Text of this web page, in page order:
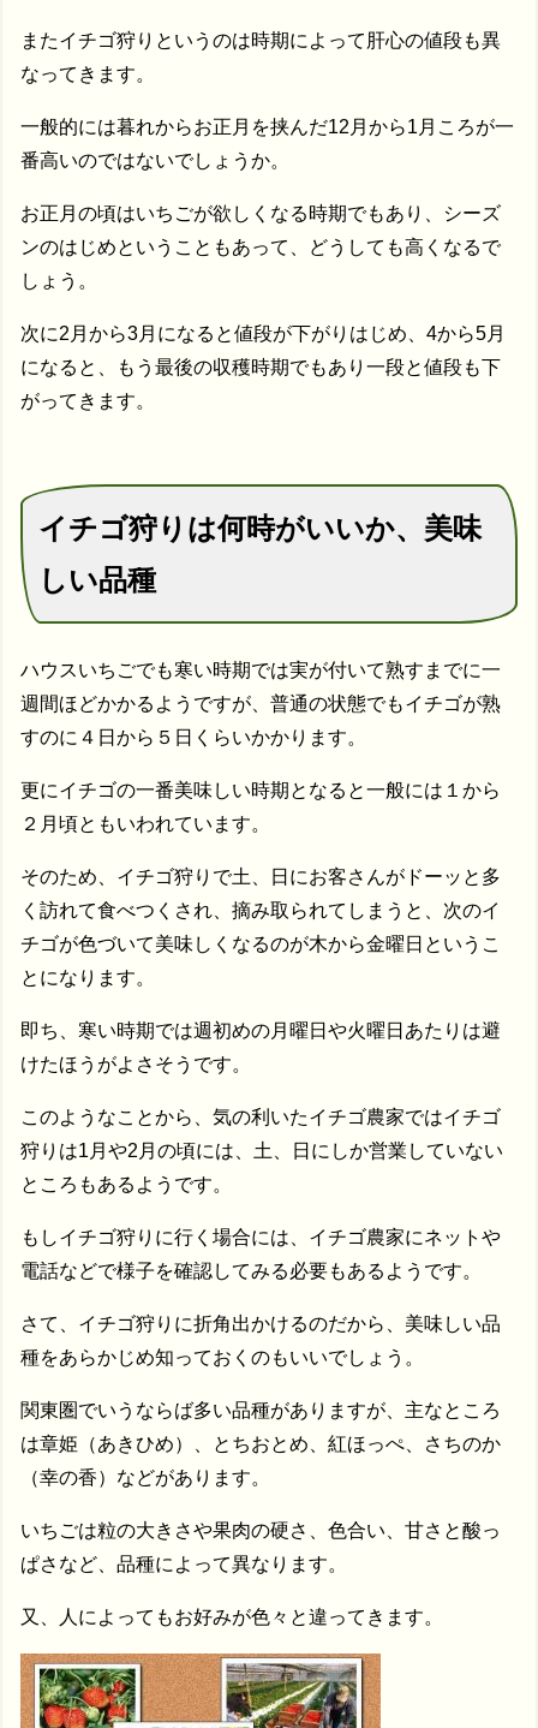
またイチゴ狩りというのは時期によって肝心の値段も異
なってきます。
一般的には暮れからお正月を挟んだ12月から1月ころが一
番高いのではないでしょうか。
お正月の頃はいちごが欲しくなる時期でもあり、シーズ
ンのはじめということもあって、どうしても高くなるで
しょう。
次に2月から3月になると値段が下がりはじめ、4から5月
になると、もう最後の収穫時期でもあり一段と値段も下
がってきます。
イチゴ狩りは何時がいいか、美味
しい品種
ハウスいちごでも寒い時期では実が付いて熟すまでに一
週間ほどかかるようですが、普通の状態でもイチゴが熟
すのに４日から５日くらいかかります。
更にイチゴの一番美味しい時期となると一般には１から
２月頃ともいわれています。
そのため、イチゴ狩りで土、日にお客さんがドーッと多
く訪れて食べつくされ、摘み取られてしまうと、次のイ
チゴが色づいて美味しくなるのが木から金曜日というこ
とになります。
即ち、寒い時期では週初めの月曜日や火曜日あたりは避
けたほうがよさそうです。
このようなことから、気の利いたイチゴ農家ではイチゴ
狩りは1月や2月の頃には、土、日にしか営業していない
ところもあるようです。
もしイチゴ狩りに行く場合には、イチゴ農家にネットや
電話などで様子を確認してみる必要もあるようです。
さて、イチゴ狩りに折角出かけるのだから、美味しい品
種をあらかじめ知っておくのもいいでしょう。
関東圏でいうならば多い品種がありますが、主なところ
は章姫（あきひめ）、とちおとめ、紅ほっぺ、さちのか
（幸の香）などがあります。
いちごは粒の大きさや果肉の硬さ、色合い、甘さと酸っ
ぱさなど、品種によって異なります。
又、人によってもお好みが色々と違ってきます。